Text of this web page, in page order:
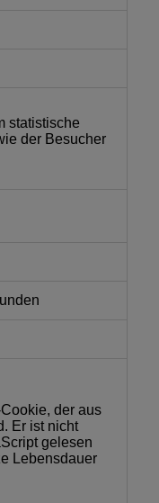
statistische
der Besucher
der aus
Er ist nicht
gelesen
Lebensdauer